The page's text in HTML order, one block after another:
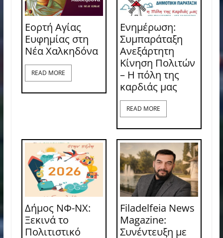
Εορτή Αγίας
Ευφημίας στη
Νέα Χαλκηδόνα
READ MORE
Ενημέρωση:
Συμπαράταξη
Ανεξάρτητη
Κίνηση Πολιτών
– Η πόλη της
καρδιάς μας
READ MORE
Δήμος ΝΦ-ΝΧ:
Ξεκινά το
Πολιτιστικό
Filadelfeia News
Magazine:
Συνέντευξη με